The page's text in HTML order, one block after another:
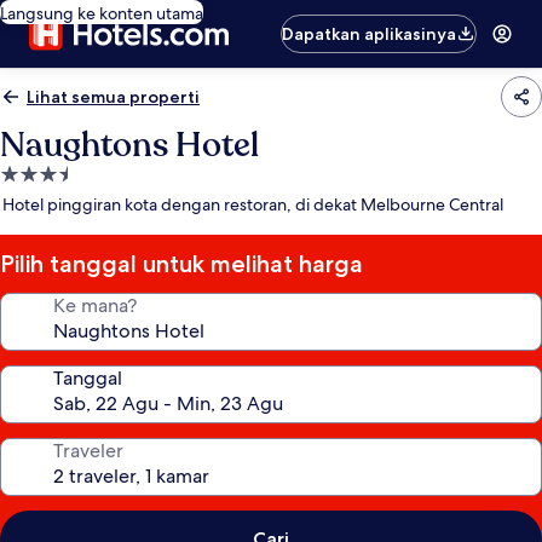
Langsung ke konten utama
Dapatkan aplikasinya
Lihat semua properti
Naughtons Hotel
Properti
bintang
Hotel pinggiran kota dengan restoran, di dekat Melbourne Central
Pilih tanggal untuk melihat harga
Ke mana?
Tanggal
Traveler